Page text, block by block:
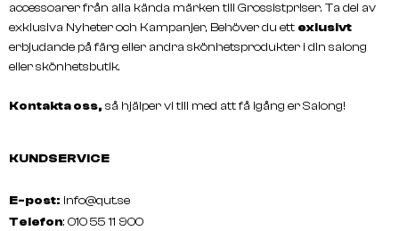
A.S.P
KITOKO Daily Luxe Conditioner
A.S.P
KITOKO Healthy Scalp
Conditioner
accessoarer från alla kända märken till Grossistpriser. Ta del av
exklusiva Nyheter och Kampanjer, Behöver du ett exlusivt
erbjudande på färg eller andra skönhetsprodukter i din salong
eller skönhetsbutik.
Kontakta oss, så hjälper vi till med att få igång er Salong!
KUNDSERVICE
E-post: info@qut.se
Telefon: 010 55 11 900